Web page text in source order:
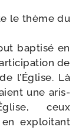
le thème du
bap­ti­sé en
de
l’Église. Là
une aris­
ceux
en exploi­tant